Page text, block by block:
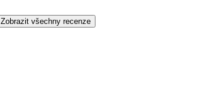
Zobrazit všechny recenze